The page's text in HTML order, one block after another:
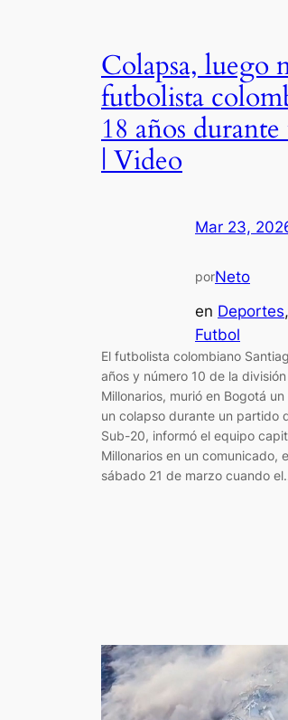
Colapsa, luego
futbolista
18 años
| Video
Mar 23,
porNeto
en Deportes
Futbol
El futbolista colombiano
años y número 10 de la
Millonarios, murió en Bogotá
un colapso durante un partido
Sub-20, informó el equipo
Millonarios en un comunicado,
sábado 21 de marzo cuando